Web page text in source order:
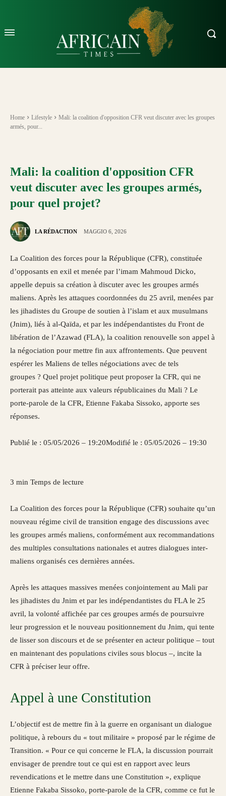
Home Lifestyle
Mali: la coalition d'opposition CFR veut discuter avec les groupes
armés, pour...
Mali: la coalition d'opposition CFR
veut discuter avec les groupes armés,
pour quel projet?
LA RÉDACTION MAGGIO 6, 2026
La Coalition des forces pour la République (CFR), constituée
d’opposants en exil et menée par l’imam Mahmoud Dicko,
appelle depuis sa création à discuter avec les groupes armés
maliens. Après les attaques coordonnées du 25 avril, menées par
les jihadistes du Groupe de soutien à l’islam et aux musulmans
(Jnim), liés à al-Qaïda, et par les indépendantistes du Front de
libération de l’Azawad (FLA), la coalition renouvelle son appel à
la négociation pour mettre fin aux affrontements. Que peuvent
espérer les Maliens de telles négociations avec de tels
groupes ? Quel projet politique peut proposer la CFR, qui ne
porterait pas atteinte aux valeurs républicaines du Mali ? Le
porte-parole de la CFR, Etienne Fakaba Sissoko, apporte ses
réponses.
Publié le : 05/05/2026 – 19:20Modifié le : 05/05/2026 – 19:30
3 min Temps de lecture
La Coalition des forces pour la République (CFR) souhaite qu’un
nouveau régime civil de transition engage des discussions avec
les groupes armés maliens, conformément aux recommandations
des multiples consultations nationales et autres dialogues inter-
maliens organisés ces dernières années.
Après les attaques massives menées conjointement au Mali par
les jihadistes du Jnim et par les indépendantistes du FLA le 25
avril, la volonté affichée par ces groupes armés de poursuivre
leur progression et le nouveau positionnement du Jnim, qui tente
de lisser son discours et de se présenter en acteur politique – tout
en maintenant des populations civiles sous blocus –, incite la
CFR à préciser leur offre.
Appel à une Constitution
L’objectif est de mettre fin à la guerre en organisant un dialogue
politique, à rebours du « tout militaire » proposé par le régime de
Transition. « Pour ce qui concerne le FLA, la discussion pourrait
envisager de prendre tout ce qui est en rapport avec leurs
revendications et le mettre dans une Constitution », explique
Etienne Fakaba Sissoko, porte-parole de la CFR, comme ce fut le